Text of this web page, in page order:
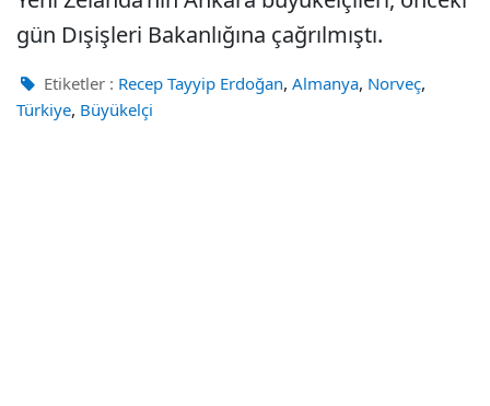
gün Dışişleri Bakanlığına çağrılmıştı.
Etiketler : Recep Tayyip Erdoğan, Almanya, Norveç,
Türkiye, Büyükelçi